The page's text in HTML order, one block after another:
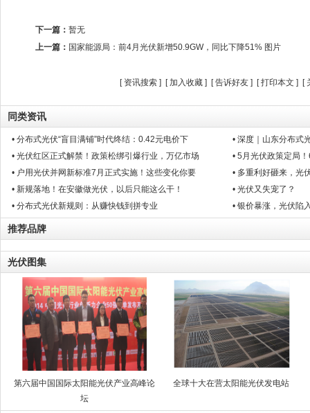
下一篇： 暂无
上一篇： 国家能源局：前4月光伏新增50.9GW，同比下降51% 图片
[ 资讯搜索 ] [加入收藏 ] [告诉好友 ] [打印本文 ] [
同类资讯
• 分布式光伏“盲目满铺”时代终结：0.42元电价下
• 深度｜山东分布式
• 光伏红区正式解禁！政策松绑引爆行业，万亿市场
• 5月光伏政策定局
• 户用光伏并网新标准7月正式实施！这些变化你要
• 多重利好砸来，光
• 新规落地！在安徽做光伏，以后只能这么干！
• 光伏又失宠了？
• 分布式光伏新规则：从赚快钱到拼专业
• 银价暴涨，光伏陷
推荐品牌
光伏图集
第六届中国国际太阳能光伏产业高峰论
坛
全球十大在营太阳能光伏发电站